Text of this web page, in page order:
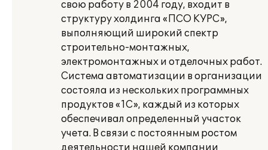
свою работу в 2004 году, входит в
структуру холдинга «ПСО КУРС»,
выполняющий широкий спектр
строительно-монтажных,
электромонтажных и отделочных работ.
Система автоматизации в организации
состояла из нескольких программных
продуктов «1С», каждый из которых
обеспечивал определенный участок
учета. В связи с постоянным ростом
деятельности нашей компании